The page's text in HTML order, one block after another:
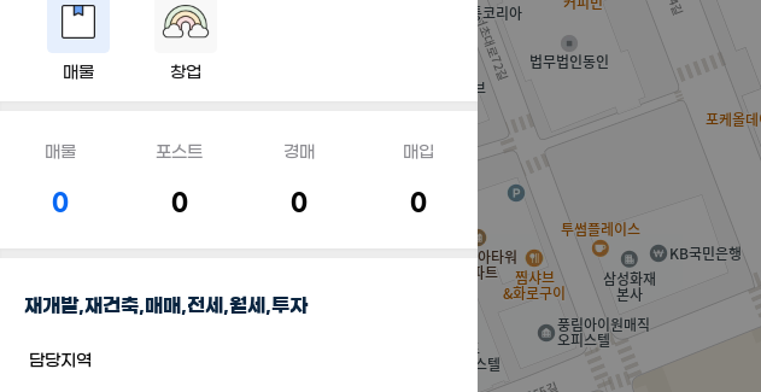
매물 창업
매물
0
포스트
0
경매
0
매입
0
재개발,재건축,매매,전세,월세,투자
담당지역